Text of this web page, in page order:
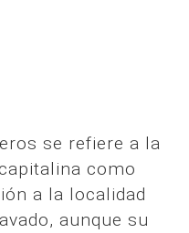
se refiere a la
como
a la localidad
aunque su